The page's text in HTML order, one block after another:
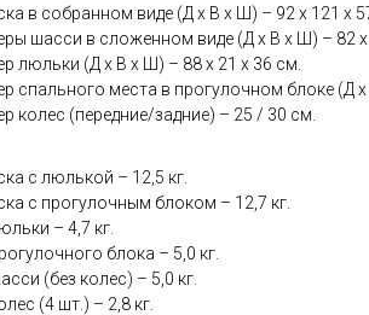
в собранном виде (Д х В х Ш) – 92 х 121 х
шасси в сложенном виде (Д х В х Ш) – 82 х
люльки (Д х В х Ш) – 88 х 21 х 36 см.
спального места в прогулочном блоке (Д
колес (передние/задние) – 25 / 30 см.
с люлькой – 12,5 кг.
с прогулочным блоком – 12,7 кг.
– 4,7 кг.
блока – 5,0 кг.
(без колес) – 5,0 кг.
(4 шт.) – 2,8 кг.